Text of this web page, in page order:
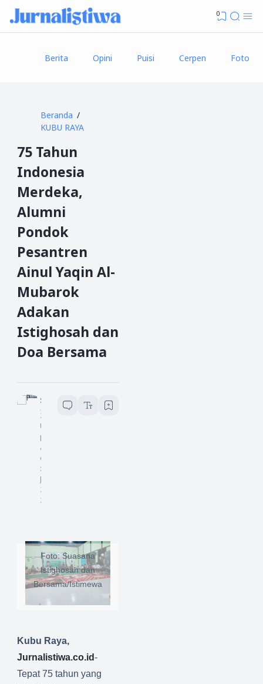
0
Berita Opini Puisi Cerpen Foto
Beranda
KUBU RAYA
75 Tahun
Indonesia
Merdeka,
Alumni
Pondok
Pesantren
Ainul Yaqin Al-
Mubarok
Adakan
Istighosah dan
Doa Bersama
2
U
pd
at
ed
:
Juli
20
24
Foto: Suasana
Istighosah dan
Bersama/Istimewa
Kubu Raya,
Jurnalistiwa.co.id-
Tepat 75 tahun yang